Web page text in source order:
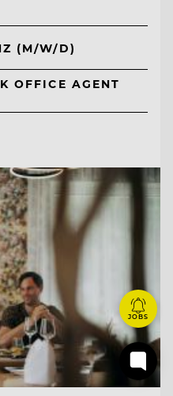
(M/W/D)
OFFICE AGENT
JOBS